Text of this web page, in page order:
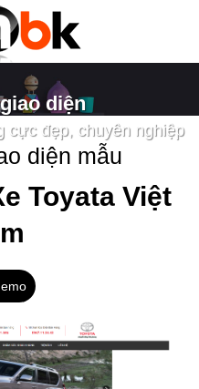
diện
cực đẹp, chuyên nghiệp
diện mẫu
Toyata Việt